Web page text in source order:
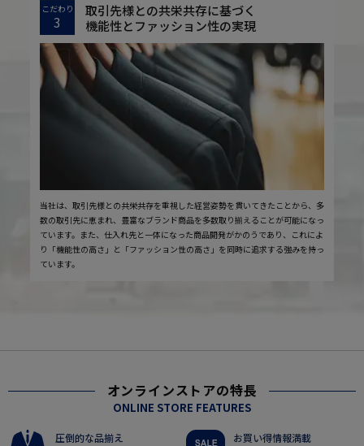
こだわり
3
取引先様との共栄共存に基づく
機能性とファッション性の実現
当社は、取引先様との共栄共存を重視した経営姿勢を貫いてきたことから、多
数の取引先に恵まれ、豊富なブランド商品を多数取り揃えることが可能になっ
ています。また、仕入れ先と一体になった商品開発がかのうであり、これによ
り「機能性の高さ」と「ファッション性の高さ」を同時に追求する強みを持っ
ています。
オンラインストアの特長
ONLINE STORE FEATURES
圧倒的な品揃え お買い得情報満載